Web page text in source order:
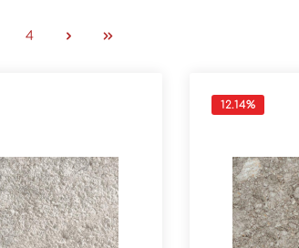
4
12.14%